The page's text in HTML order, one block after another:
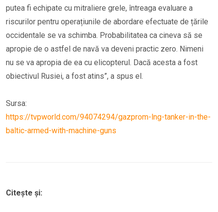
putea fi echipate cu mitraliere grele, întreaga evaluare a
riscurilor pentru operațiunile de abordare efectuate de țările
occidentale se va schimba. Probabilitatea ca cineva să se
apropie de o astfel de navă va deveni practic zero. Nimeni
nu se va apropia de ea cu elicopterul. Dacă acesta a fost
obiectivul Rusiei, a fost atins”, a spus el.
Sursa:
https://tvpworld.com/94074294/gazprom-lng-tanker-in-the-
baltic-armed-with-machine-guns
Citește și: